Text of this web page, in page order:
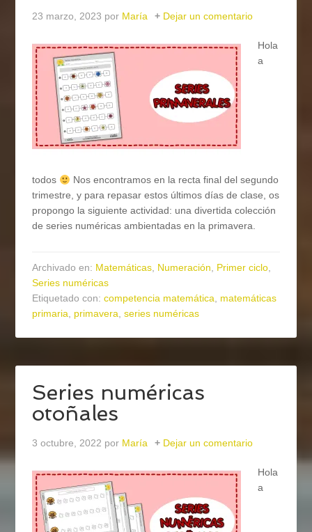
23 marzo, 2023 por María Dejar un comentario
Hola
a
todos
Nos encontramos en la recta final del segundo
trimestre, y para repasar estos últimos días de clase, os
propongo la siguiente actividad: una divertida colección
de series numéricas ambientadas en la primavera.
Archivado en: Matemáticas, Numeración, Primer ciclo,
Series numéricas
Etiquetado con:competencia matemática, matemáticas
primaria, primavera,series numéricas
Series numéricas
otoñales
3 octubre, 2022 por María Dejar un comentario
Hola
a